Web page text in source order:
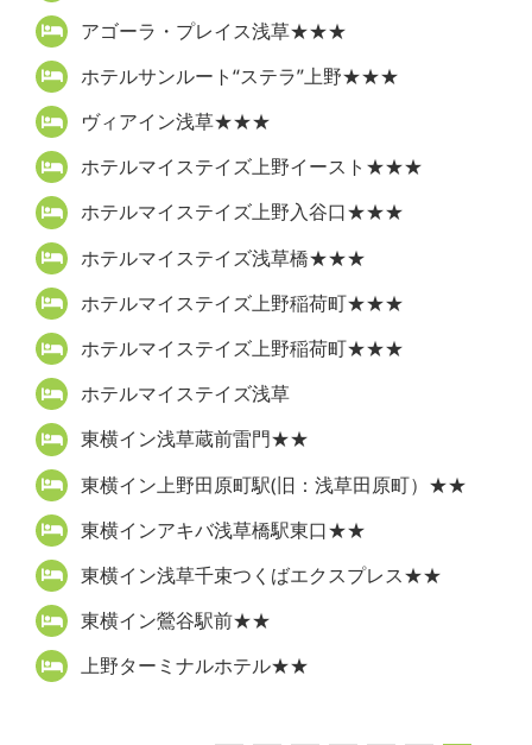
アゴーラ・プレイス浅草★★★
ホテルサンルート“ステラ”上野★★★
ヴィアイン浅草★★★
ホテルマイステイズ上野イースト★★★
ホテルマイステイズ上野入谷口★★★
ホテルマイステイズ浅草橋★★★
ホテルマイステイズ上野稲荷町★★★
ホテルマイステイズ上野稲荷町★★★
ホテルマイステイズ浅草
東横イン浅草蔵前雷門★★
東横イン上野田原町駅(旧：浅草田原町）★★
東横インアキバ浅草橋駅東口★★
東横イン浅草千束つくばエクスプレス★★
東横イン鶯谷駅前★★
上野ターミナルホテル★★